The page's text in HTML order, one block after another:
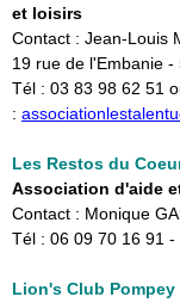
et loisirs
Contact : Jean-Louis
19 rue de l'Embanie -
Tél : 03 83 98 62 51
:
Les Restos du
Association d'aide
Contact : Monique
Tél : 06 09 70 16 91 -
Lion's Club